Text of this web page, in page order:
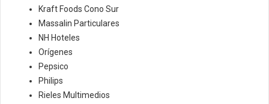
Kraft Foods Cono Sur
Massalin Particulares
NH Hoteles
Orígenes
Pepsico
Philips
Rieles Multimedios